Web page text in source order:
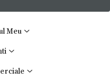
Meu